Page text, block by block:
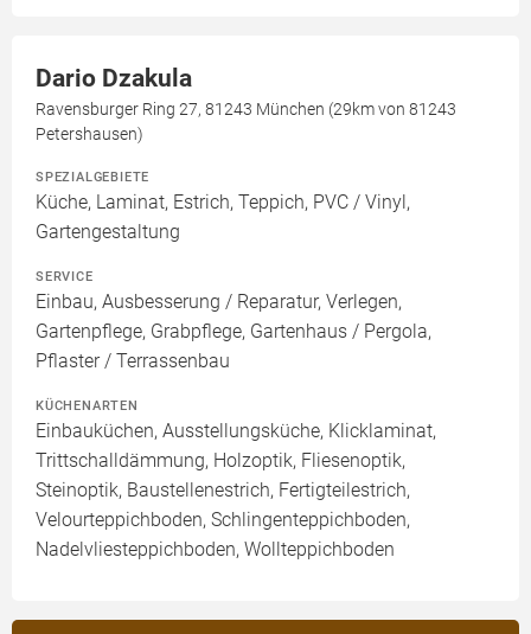
Dario Dzakula
Ravensburger Ring 27, 81243 München (29km von 81243
Petershausen)
SPEZIALGEBIETE
Küche, Laminat, Estrich, Teppich, PVC / Vinyl,
Gartengestaltung
SERVICE
Einbau, Ausbesserung / Reparatur, Verlegen,
Gartenpflege, Grabpflege, Gartenhaus / Pergola,
Pflaster / Terrassenbau
KÜCHENARTEN
Einbauküchen, Ausstellungsküche, Klicklaminat,
Trittschalldämmung, Holzoptik, Fliesenoptik,
Steinoptik, Baustellenestrich, Fertigteilestrich,
Velourteppichboden, Schlingenteppichboden,
Nadelvliesteppichboden, Wollteppichboden